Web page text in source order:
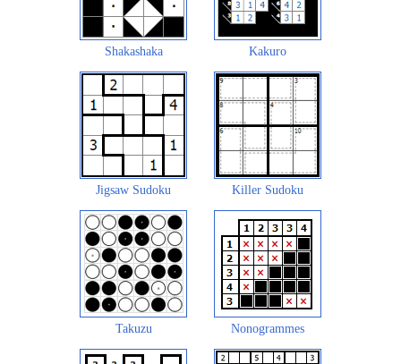
Shakashaka Kakuro
Jigsaw Sudoku Killer Sudoku
Takuzu Nonogrammes